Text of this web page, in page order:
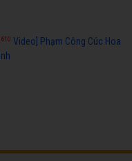
Video] Phạm Công Cúc Hoa